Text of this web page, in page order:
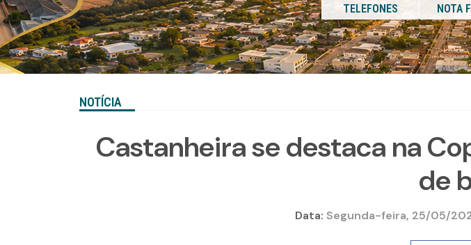
TELEFONES NOTA
NOTÍCIA
Castanheira se destaca na
de
Data: Segunda-feira, 25/05/